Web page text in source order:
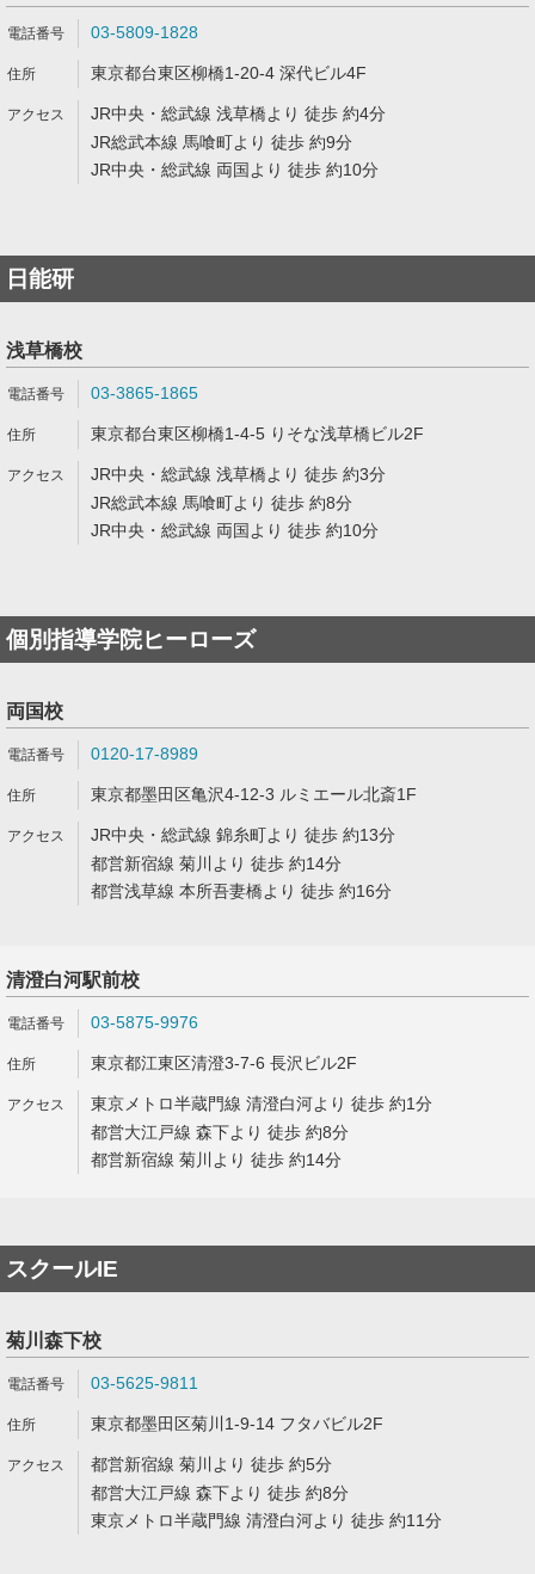
03-5809-1828
東京都台東区柳橋1-20-4 深代ビル4F
JR中央・総武線 浅草橋より 徒歩 約4分
JR総武本線 馬喰町より 徒歩 約9分
JR中央・総武線 両国より 徒歩 約10分
日能研
浅草橋校
03-3865-1865
東京都台東区柳橋1-4-5 りそな浅草橋ビル2F
JR中央・総武線 浅草橋より 徒歩 約3分
JR総武本線 馬喰町より 徒歩 約8分
JR中央・総武線 両国より 徒歩 約10分
個別指導学院ヒーローズ
両国校
0120-17-8989
東京都墨田区亀沢4-12-3 ルミエール北斎1F
JR中央・総武線 錦糸町より 徒歩 約13分
都営新宿線 菊川より 徒歩 約14分
都営浅草線 本所吾妻橋より 徒歩 約16分
清澄白河駅前校
03-5875-9976
東京都江東区清澄3-7-6 長沢ビル2F
東京メトロ半蔵門線 清澄白河より 徒歩 約1分
都営大江戸線 森下より 徒歩 約8分
都営新宿線 菊川より 徒歩 約14分
スクールIE
菊川森下校
03-5625-9811
東京都墨田区菊川1-9-14 フタバビル2F
都営新宿線 菊川より 徒歩 約5分
都営大江戸線 森下より 徒歩 約8分
東京メトロ半蔵門線 清澄白河より 徒歩 約11分